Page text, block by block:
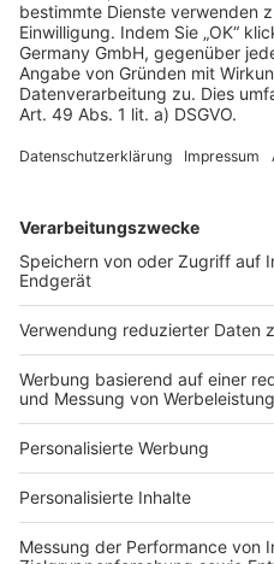
AGB-Übersicht
Datenschutz
Impressum
Services
Bauprojekt-Quiz
Häuser-Suche
Hausanbieter-Suche
Bauprojekt-Profil
Für Unternehmen
Ihre Baufirma auf bauen.de
Kostenloses Infogespräch